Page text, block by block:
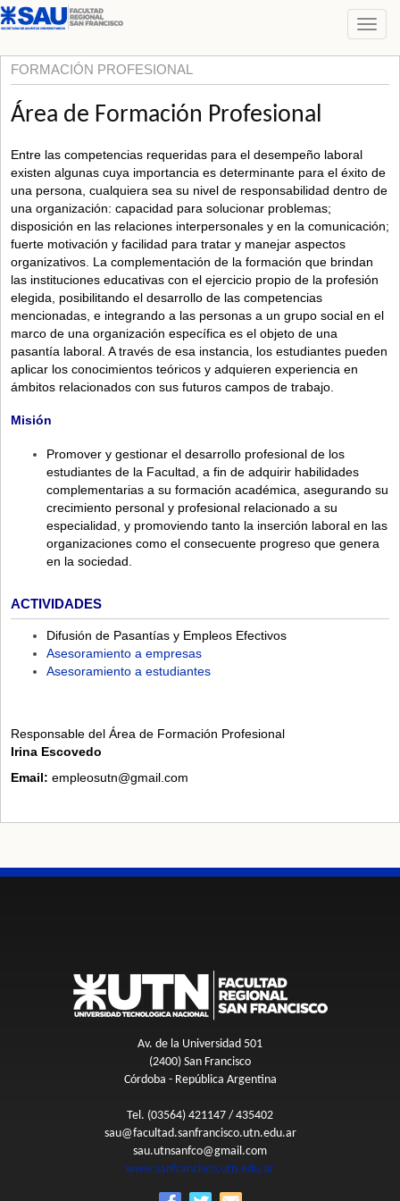
FORMACIÓN PROFESIONAL
Área de Formación Profesional
Entre las competencias requeridas para el desempeño laboral
existen algunas cuya importancia es determinante para el éxito de
una persona, cualquiera sea su nivel de responsabilidad dentro de
una organización: capacidad para solucionar problemas;
disposición en las relaciones interpersonales y en la comunicación;
fuerte motivación y facilidad para tratar y manejar aspectos
organizativos. La complementación de la formación que brindan
las instituciones educativas con el ejercicio propio de la profesión
elegida, posibilitando el desarrollo de las competencias
mencionadas, e integrando a las personas a un grupo social en el
marco de una organización específica es el objeto de una
pasantía laboral. A través de esa instancia, los estudiantes pueden
aplicar los conocimientos teóricos y adquieren experiencia en
ámbitos relacionados con sus futuros campos de trabajo.
Misión
Promover y gestionar el desarrollo profesional de los
estudiantes de la Facultad, a fin de adquirir habilidades
complementarias a su formación académica, asegurando su
crecimiento personal y profesional relacionado a su
especialidad, y promoviendo tanto la inserción laboral en las
organizaciones como el consecuente progreso que genera
en la sociedad.
ACTIVIDADES
Difusión de Pasantías y Empleos Efectivos
Asesoramiento a empresas
Asesoramiento a estudiantes
Responsable del Área de Formación Profesional
Irina Escovedo
Email: empleosutn@gmail.com
Av. de la Universidad 501
(2400) San Francisco
Córdoba - República Argentina
Tel. (03564) 421147 / 435402
sau@facultad.sanfrancisco.utn.edu.ar
sau.utnsanfco@gmail.com
www.sanfrancisco.utn.edu.ar